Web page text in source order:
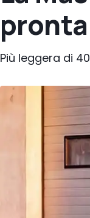
Più leggera di